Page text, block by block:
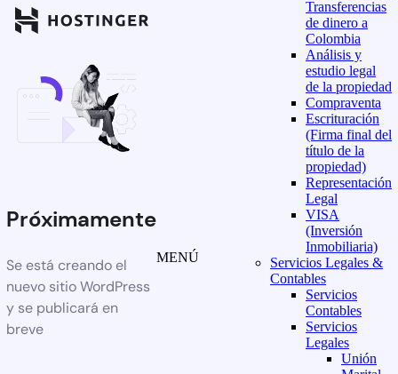
Próximamente
Se está creando el
nuevo sitio WordPress
y se publicará en
breve
MENÚ
Transferencias
de dinero a
Colombia
Análisis y
estudio legal
de la propiedad
Compraventa
Escrituración
(Firma final del
título de la
propiedad)
Representación
Legal
VISA
(Inversión
Inmobiliaria)
Servicios Legales &
Contables
Servicios
Contables
Servicios
Legales
Unión